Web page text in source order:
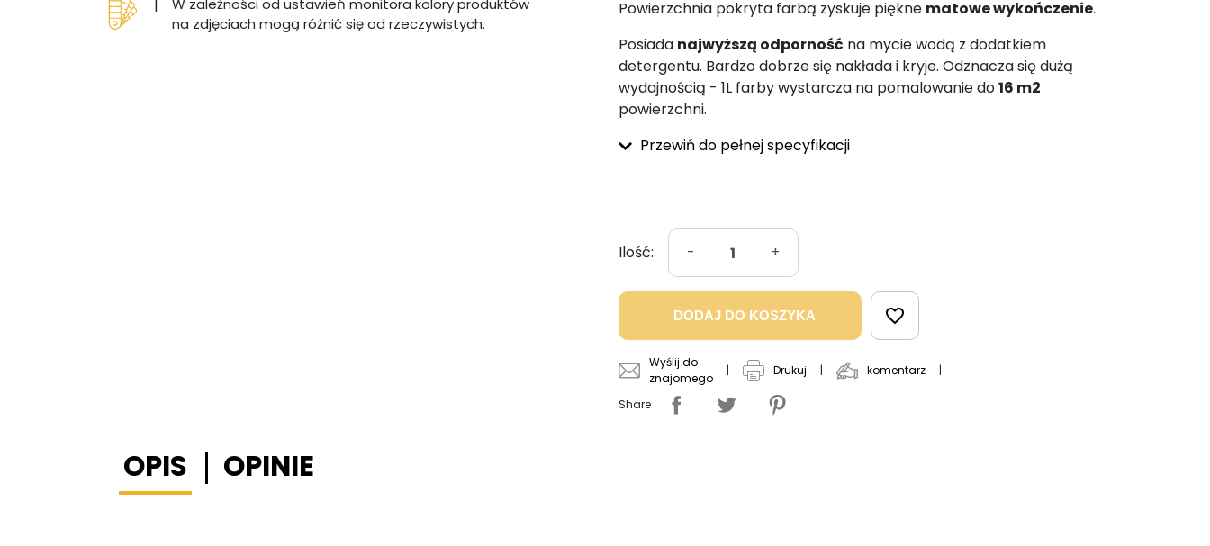
|
W zależności od ustawień monitora kolory produktów
na zdjęciach mogą różnić się od rzeczywistych.
Powierzchnia pokryta farbą zyskuje piękne matowe wykończenie.
Posiada najwyższą odporność na mycie wodą z dodatkiem
detergentu. Bardzo dobrze się nakłada i kryje. Odznacza się dużą
wydajnością - 1L farby wystarcza na pomalowanie do16 m2
powierzchni.
Przewiń do pełnej specyfikacji
Ilość: - +
DODAJ DO KOSZYKA favorite_border
Wyślij do
znajomego
| Drukuj | komentarz |
Share
OPIS OPINIE